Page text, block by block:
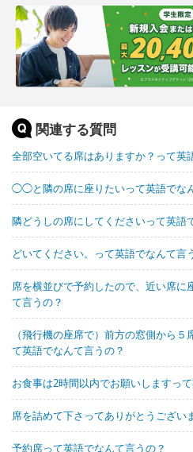
関連する質問
全部空いてる席はありますか？って英
◯◯と隣の席に座りたいって英語でな
隣どうしの席にしてくださいって英語
どいてください。って英語でなんて言
席を横並びで予約したので、近い席に
て言うの？
（飛行機の座席で）前方の窓側から
て英語でなんて言うの？
お食事は2時間以内でお願いしますっ
席を詰めて下さってありがとうござい
予約席って英語でなんて言うの？